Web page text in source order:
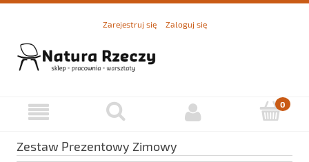
Zarejestruj się Zaloguj się
Zestaw Prezentowy Zimowy